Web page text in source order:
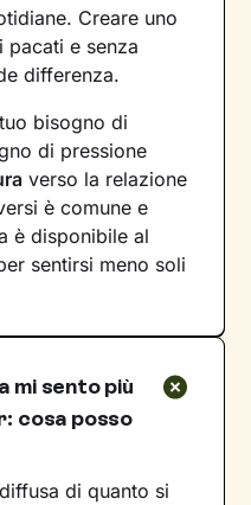
Creare uno
e senza
differenza.
bisogno di
di pressione
verso la relazione
è comune e
è disponibile al
sentirsi meno soli
mi sento più
cosa posso
di quanto si